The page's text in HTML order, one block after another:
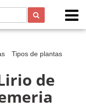
Tipos de plantas
de